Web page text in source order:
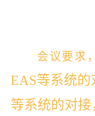
会议要求
EAS等系统
等系统的对